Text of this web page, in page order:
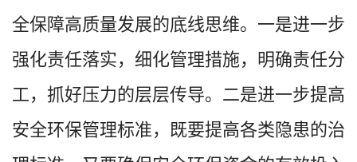
全保障高质量发展的底线思维。一是进一步
强化责任落实，细化管理措施，明确责任分
工，抓好压力的层层传导。二是进一步提高
安全环保管理标准，既要提高各类隐患的治